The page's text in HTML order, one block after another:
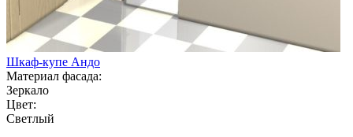
Шкаф-купе Андо
Материал фасада:
Зеркало
Цвет:
Светлый